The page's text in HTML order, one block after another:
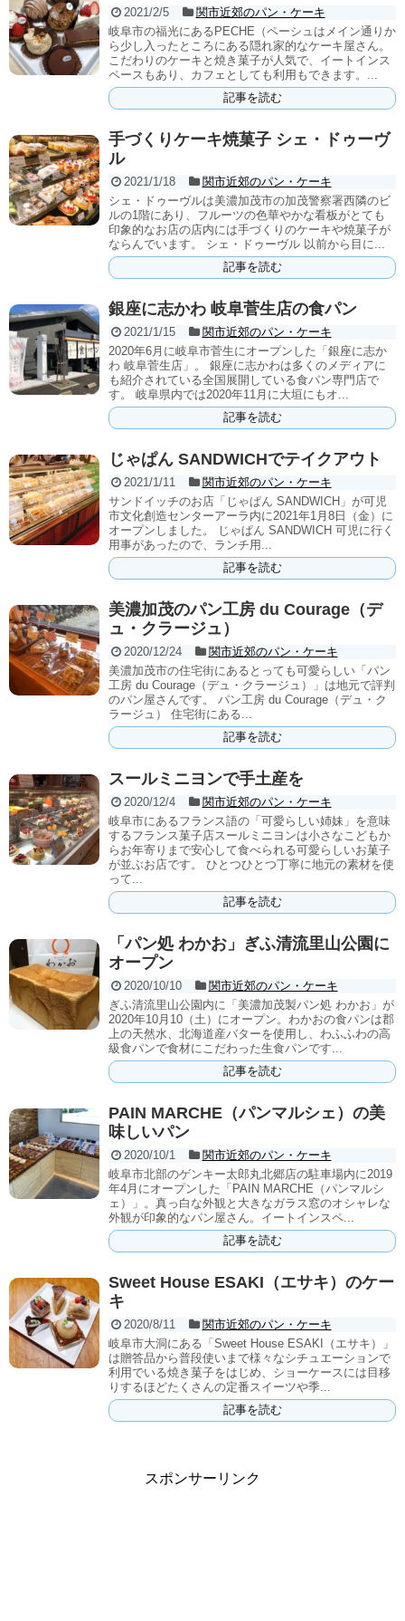
2021/2/5
関市近郊のパン・ケーキ
岐阜市の福光にあるPECHE（ペーシュはメイン通りか
ら少し入ったところにある隠れ家的なケーキ屋さん。
こだわりのケーキと焼き菓子が人気で、イートインス
ペースもあり、カフェとしても利用もできます。...
記事を読む
手づくりケーキ焼菓子 シェ・ドゥーヴ
ル
2021/1/18
関市近郊のパン・ケーキ
シェ・ドゥーヴルは美濃加茂市の加茂警察署西隣のビ
ルの1階にあり、フルーツの色華やかな看板がとても
印象的なお店の店内には手づくりのケーキや焼菓子が
ならんでいます。 シェ・ドゥーヴル 以前から目に...
記事を読む
銀座に志かわ 岐阜菅生店の食パン
2021/1/15
関市近郊のパン・ケーキ
2020年6月に岐阜市菅生にオープンした「銀座に志か
わ 岐阜菅生店」。 銀座に志かわは多くのメディアに
も紹介されている全国展開している食パン専門店で
す。 岐阜県内では2020年11月に大垣にもオ...
記事を読む
じゃぱん SANDWICHでテイクアウト
2021/1/11
関市近郊のパン・ケーキ
サンドイッチのお店「じゃぱん SANDWICH」が可児
市文化創造センターアーラ内に2021年1月8日（金）に
オープンしました。 じゃぱん SANDWICH 可児に行く
用事があったので、ランチ用...
記事を読む
美濃加茂のパン工房 du Courage（デ
ュ・クラージュ）
2020/12/24
関市近郊のパン・ケーキ
美濃加茂市の住宅街にあるとっても可愛らしい「パン
工房 du Courage（デュ・クラージュ）」は地元で評判
のパン屋さんです。 パン工房 du Courage（デュ・ク
ラージュ） 住宅街にある...
記事を読む
スールミニヨンで手土産を
2020/12/4
関市近郊のパン・ケーキ
岐阜市にあるフランス語の「可愛らしい姉妹」を意味
するフランス菓子店スールミニヨンは小さなこどもか
らお年寄りまで安心して食べられる可愛らしいお菓子
が並ぶお店です。 ひとつひとつ丁寧に地元の素材を使
って...
記事を読む
「パン処 わかお」ぎふ清流里山公園に
オープン
2020/10/10
関市近郊のパン・ケーキ
ぎふ清流里山公園内に「美濃加茂製パン処 わかお」が
2020年10月10（土）にオープン。わかおの食パンは郡
上の天然水、北海道産バターを使用し、わふふわの高
級食パンで食材にこだわった生食パンです...
記事を読む
PAIN MARCHE（パンマルシェ）の美
味しいパン
2020/10/1
関市近郊のパン・ケーキ
岐阜市北部のゲンキー太郎丸北郷店の駐車場内に2019
年4月にオープンした「PAIN MARCHE（パンマルシ
ェ）」。真っ白な外観と大きなガラス窓のオシャレな
外観が印象的なパン屋さん。イートインスペ...
記事を読む
Sweet House ESAKI（エサキ）のケー
キ
2020/8/11
関市近郊のパン・ケーキ
岐阜市大洞にある「Sweet House ESAKI（エサキ）」
は贈答品から普段使いまで様々なシチュエーションで
利用でいる焼き菓子をはじめ、ショーケースには目移
りするほどたくさんの定番スイーツや季...
記事を読む
スポンサーリンク